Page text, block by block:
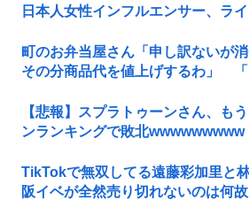
日本人女性インフルエンサー、ラ
町のお弁当屋さん「申し訳ないが
その分商品代を値上げするわ」 「
【悲報】スプラトゥーンさん、も
ンランキングで敗北wwwwwwwww
TikTokで無双してる遠藤彩加里と
阪イベが全然売り切れないのは何